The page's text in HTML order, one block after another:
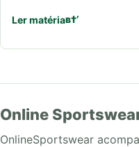
Ler matéria
Online
OnlineSportswear